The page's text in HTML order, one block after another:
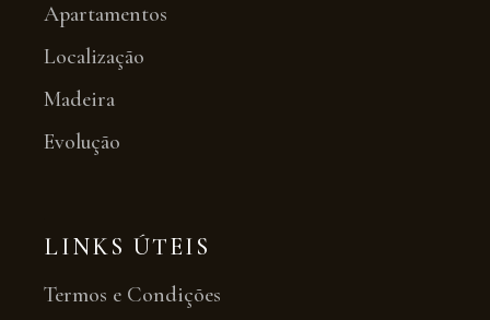
Apartamentos
Localização
Madeira
Evolução
LINKS ÚTEIS
Termos e Condições